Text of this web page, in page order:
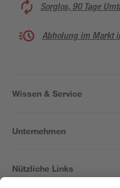
Sorglos, 90 Tage
Abholung im Markt
Wissen & Service
Unternehmen
Nützliche Links